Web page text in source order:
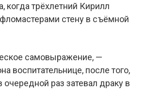
когда трёхлетний Кирилл
стену в съёмной
самовыражение, —
воспитательнице, после того,
очередной раз затевал драку в